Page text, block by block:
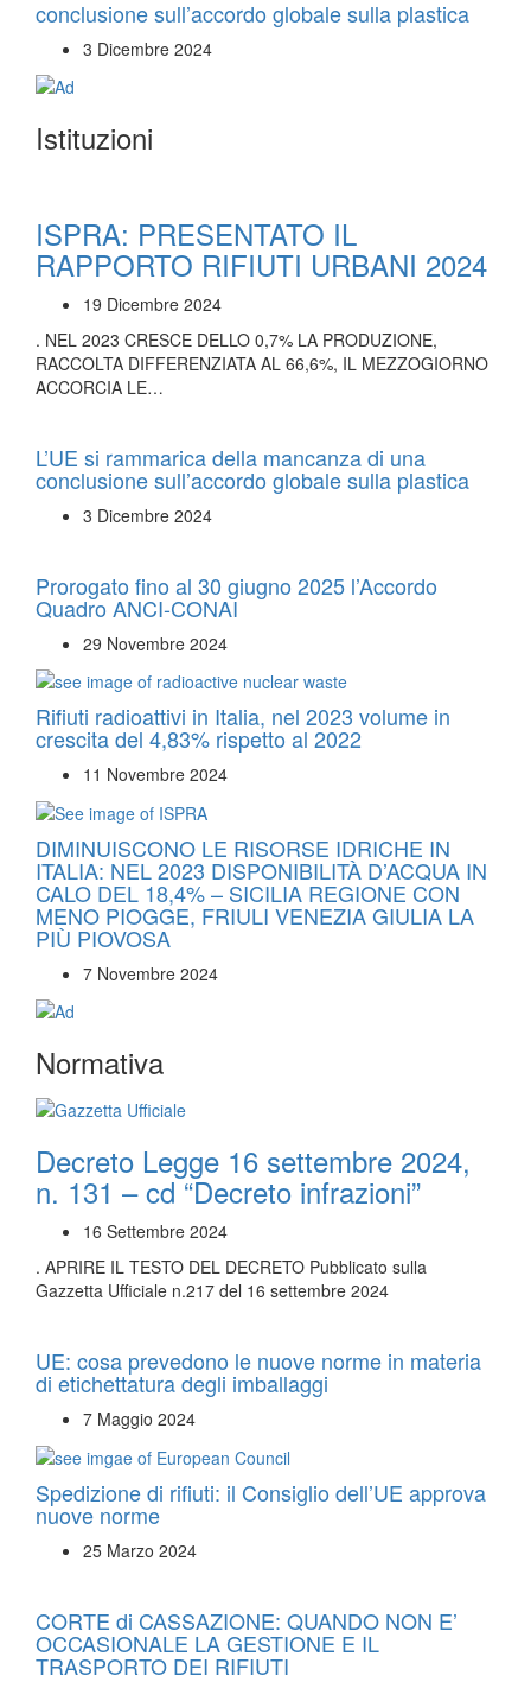
conclusione sull’accordo globale sulla plastica
3 Dicembre 2024
Istituzioni
ISPRA: PRESENTATO IL
RAPPORTO RIFIUTI URBANI 2024
19 Dicembre 2024
. NEL 2023 CRESCE DELLO 0,7% LA PRODUZIONE,
RACCOLTA DIFFERENZIATA AL 66,6%, IL MEZZOGIORNO
ACCORCIA LE…
L’UE si rammarica della mancanza di una
conclusione sull’accordo globale sulla plastica
3 Dicembre 2024
Prorogato fino al 30 giugno 2025 l’Accordo
Quadro ANCI-CONAI
29 Novembre 2024
Rifiuti radioattivi in Italia, nel 2023 volume in
crescita del 4,83% rispetto al 2022
11 Novembre 2024
DIMINUISCONO LE RISORSE IDRICHE IN
ITALIA: NEL 2023 DISPONIBILITÀ D’ACQUA IN
CALO DEL 18,4% – SICILIA REGIONE CON
MENO PIOGGE, FRIULI VENEZIA GIULIA LA
PIÙ PIOVOSA
7 Novembre 2024
Normativa
Decreto Legge 16 settembre 2024,
n. 131 – cd “Decreto infrazioni”
16 Settembre 2024
. APRIRE IL TESTO DEL DECRETO Pubblicato sulla
Gazzetta Ufficiale n.217 del 16 settembre 2024
UE: cosa prevedono le nuove norme in materia
di etichettatura degli imballaggi
7 Maggio 2024
Spedizione di rifiuti: il Consiglio dell’UE approva
nuove norme
25 Marzo 2024
CORTE di CASSAZIONE: QUANDO NON E’
OCCASIONALE LA GESTIONE E IL
TRASPORTO DEI RIFIUTI